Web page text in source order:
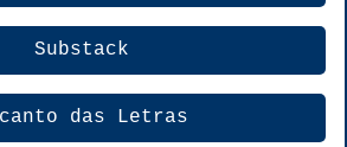
Substack
das Letras